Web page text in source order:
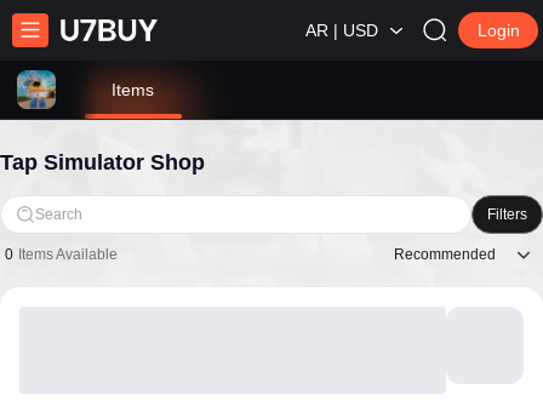
AR | USD Login
Items
Tap Simulator Shop
Search Filters
0 Items Available Recommended